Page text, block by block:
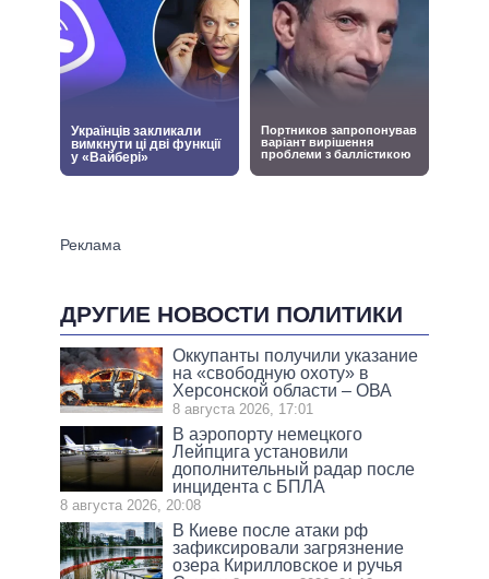
ДРУГИЕ НОВОСТИ ПОЛИТИКИ
Оккупанты получили указание
на «свободную охоту» в
Херсонской области – ОВА
8 августа 2026, 17:01
В аэропорту немецкого
Лейпцига установили
дополнительный радар после
инцидента с БПЛА
8 августа 2026, 20:08
В Киеве после атаки рф
зафиксировали загрязнение
озера Кирилловское и ручья